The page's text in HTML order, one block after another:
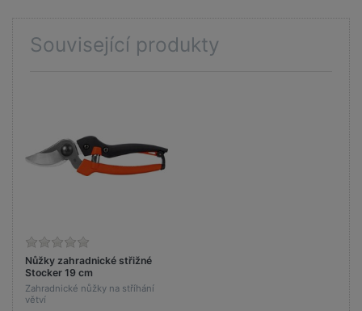
Související produkty
Nůžky zahradnické střižné
Stocker 19 cm
Zahradnické nůžky na stříhání
větví